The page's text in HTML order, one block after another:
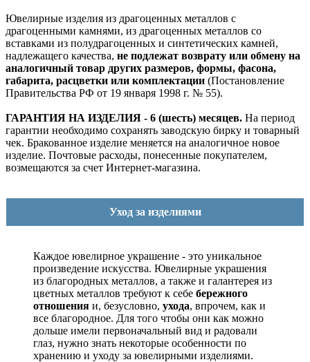
Ювелирные изделия из драгоценных металлов с
драгоценными камнями, из драгоценных металлов со
вставками из полудрагоценных и синтетических камней,
надлежащего качества, не подлежат возврату или обмену на
аналогичный товар других размеров, формы, фасона,
габарита, расцветки или комплектации (Постановление
Правительства РФ от 19 января 1998 г. № 55).
ГАРАНТИЯ НА ИЗДЕЛИЯ - 6 (шесть) месяцев. На период
гарантии необходимо сохранять заводскую бирку и товарный
чек. Бракованное изделие меняется на аналогичное новое
изделие. Почтовые расходы, понесенные покупателем,
возмещаются за счет Интернет-магазина.
Уход за изделиями
Каждое ювелирное украшение - это уникальное
произведение искусства. Ювелирные украшения
из благородных металлов, а также и галантерея из
цветных металлов требуют к себе бережного
отношения и, безусловно, ухода, впрочем, как и
все благородное. Для того чтобы они как можно
дольше имели первоначальный вид и радовали
глаз, нужно знать некоторые особенности по
хранению и уходу за ювелирными изделиями.